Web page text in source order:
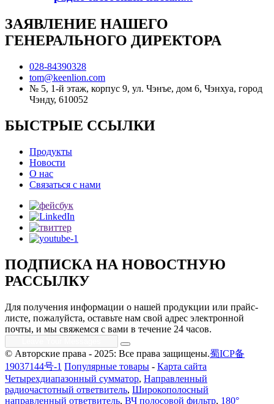
ЗАЯВЛЕНИЕ НАШЕГО
ГЕНЕРАЛЬНОГО ДИРЕКТОРА
028-84390328
tom@keenlion.com
№ 5, 1-й этаж, корпус 9, ул. Чэнъе, дом 6, Чэнхуа, город
Чэнду, 610052
БЫСТРЫЕ ССЫЛКИ
Продукты
Новости
О нас
Связаться с нами
ПОДПИСКА НА НОВОСТНУЮ
РАССЫЛКУ
Для получения информации о нашей продукции или прайс-
листе, пожалуйста, оставьте нам свой адрес электронной
почты, и мы свяжемся с вами в течение 24 часов.
© Авторские права - 2025: Все права защищены.蜀ICP备
19037144号-1 Популярные товары - Карта сайта
Четырехдиапазонный сумматор, Направленный
радиочастотный ответвитель, Широкополосный
направленный ответвитель, ВЧ полосовой фильтр, 180°